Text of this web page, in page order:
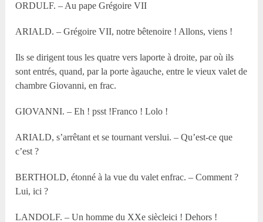
ORDULF. – Au pape Grégoire VII
ARIALD. – Grégoire VII, notre bêtenoire ! Allons, viens !
Ils se dirigent tous les quatre vers laporte à droite, par où ils
sont entrés, quand, par la porte àgauche, entre le vieux valet de
chambre Giovanni, en frac.
GIOVANNI. – Eh ! psst !Franco ! Lolo !
ARIALD, s’arrêtant et se tournant verslui. – Qu’est-ce que
c’est ?
BERTHOLD, étonné à la vue du valet enfrac. – Comment ?
Lui, ici ?
LANDOLF. – Un homme du XXe siècleici ! Dehors !